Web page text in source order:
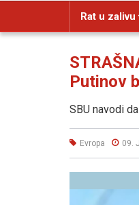
Rat u zalivu
Putinov
SBU navodi
Evropa 09.